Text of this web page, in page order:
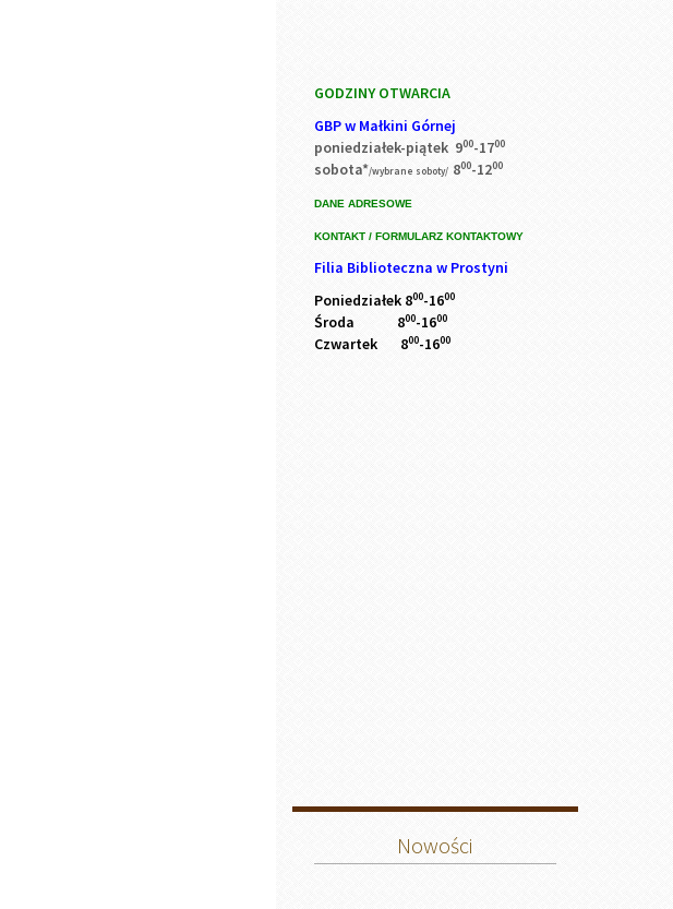
GODZINY OTWARCIA
GBP w Małkini Górnej
poniedziałek-piątek 900-1700
sobota*/wybrane soboty/ 800-1200
DANE ADRESOWE
KONTAKT / FORMULARZ KONTAKTOWY
Filia Biblioteczna w Prostyni
Poniedziałek 800-1600
Środa 800-1600
Czwartek 800-1600
Nowości